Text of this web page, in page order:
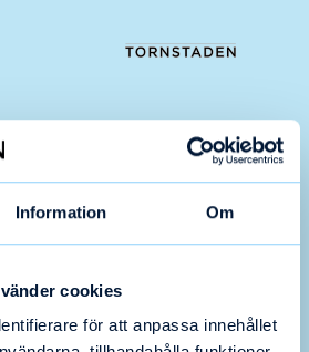
Information Om
cookies
för att anpassa innehållet